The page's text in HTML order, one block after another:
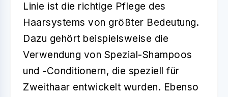
Linie ist die richtige Pflege des
Haarsystems von größter Bedeutung.
Dazu gehört beispielsweise die
Verwendung von Spezial-Shampoos
und -Conditionern, die speziell für
Zweithaar entwickelt wurden. Ebenso